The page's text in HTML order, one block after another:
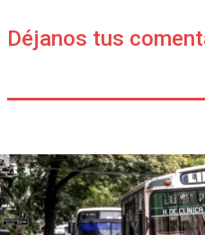
Déjanos tus